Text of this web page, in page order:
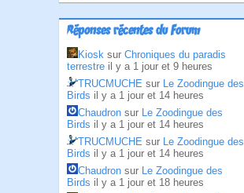
Réponses récentes du Forum
Kiosk sur Chroniques du paradis
terrestre il y a 1 jour et 9 heures
TRUCMUCHE sur Le Zoodingue des
Birds il y a 1 jour et 14 heures
Chaudron sur Le Zoodingue des
Birds il y a 1 jour et 14 heures
TRUCMUCHE sur Le Zoodingue des
Birds il y a 1 jour et 14 heures
Chaudron sur Le Zoodingue des
Birds il y a 1 jour et 18 heures